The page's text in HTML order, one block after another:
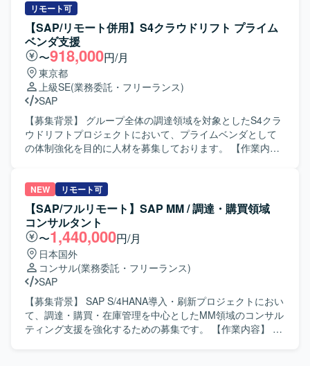
ロセス設計からシステムデザインまで一貫した経験を得ら
れる環境です。 【開発環境】 SAP S/4 EWMを中心とした
ERP環境にて作業していただきます。
成果物（仕様書、テスト結果）のレビューを実施していた
だきます。 ・UATにおけるユーザーサポートおよび課題整
理、問い合わせ対応を行っていただきます。 ・関係者向け
のまとめ資料や説明資料の作成を行っていただきます。 ・
プロジェクト関係者との調整や情報共有など、コミュニケ
ーションを取りながら推進していただきます。 【求める人
物像】 ・コミュニケーション力が高く、明るく前向きに取
り組んでいただける方を求めております。 ・社員側の立ち
位置として、主体的かつスコープにとらわれず柔軟に動け
る方を想定しております。 ・ユーザーとベンダー双方の意
図や要望をくみ取り、わかりやすく翻訳・整理しながらコ
改プロジェクトに参画し、販売領域の知見を深めながら上
流から一連の工程に関わっていただけます。 ・ユーザーサ
イドに近い立場で、業務部門と開発ベンダーの橋渡し役と
して、プロジェクト推進に大きく貢献できるポジションで
す。 ・製薬業界特有の業務知識やSAP S/4HANAの経験を活
かしつつ、更なるスキルアップが図れる環境です。 【開発
環境】 ・SAP S/4HANA（販売領域／SDモジュール）を中
心とした環境での開発・運用設計支援となります。
リモート可
【SAP/リモート併用】S4クラウドリフト プライム
ベンダ支援
〜918,000円/月
東京都
上級SE(業務委託・フリーランス)
SAP
【募集背景】 グループ全体の調達領域を対象としたS4クラ
ウドリフトプロジェクトにおいて、プライムベンダとして
の体制強化を目的に人材を募集しております。 【作業内
ていただきます。その後の構築・開発フェーズにおいて
も、調達・会計領域を対象としたシステムの設計・実装・
確認など継続的にご対応いただきます。 【求める人物像】
長期にわたる大規模プロジェクトに主体的に関わり、関係
者と連携しながら計画的に業務を推進していただける方を
求めております。クラウド移行やSAP領域における知見を
活かしつつ、新たな技術や業務内容にも前向きに取り組ん
でいただける方ですと望ましいです。 【ポジションの魅
力】 グループ全体の調達・会計領域を対象とする大規模な
S4クラウドリフトプロジェクトに上流から参画でき、
Public/Privateの比較検討から本稼働まで長期的に関与する
NEW リモート可
【SAP/フルリモート】SAP MM / 調達・購買領域
コンサルタント
〜1,440,000円/月
日本国外
コンサル(業務委託・フリーランス)
SAP
【募集背景】 SAP S/4HANA導入・刷新プロジェクトにおい
て、調達・購買・在庫管理を中心としたMM領域のコンサル
ティング支援を強化するための募集です。 【作業内容】 調